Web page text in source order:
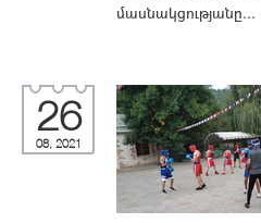
մասնակցությանը...
26
08, 2021